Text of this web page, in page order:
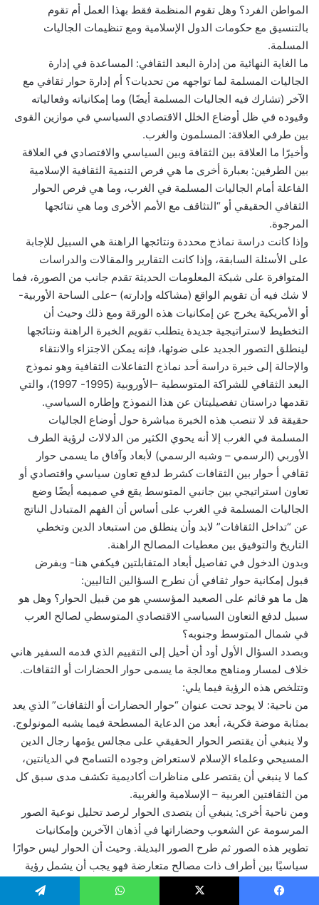
المواطن الفرد؟ وهل تقوم المنظمة فقط بهذا العمل أم تقوم
بالتنسيق مع حكومات الدول الإسلامية ومع تنظيمات الجاليات
المسلمة.
ما الغاية النهائية من إدارة البعد الثقافي: المساعدة في إدارة
الجاليات المسلمة لما تواجهه من تحديات؟ أم إدارة حوار ثقافي مع
الآخر (تشارك فيه الجاليات المسلمة أيضًا) وما إمكانياته وفعالياته
وقيوده في ظل أوضاع الخلل الاقتصادي السياسي في موازين القوى
بين طرفي العلاقة: المسلمون والغرب.
وأخيرًا ما العلاقة بين الثقافة وبين السياسي والاقتصادي في العلاقة
بين الطرفين: بعبارة أخرى ما هي فرص التنمية الثقافية الإسلامية
الفاعلة أمام الجاليات المسلمة في الغرب، وما هي فرص الحوار
الثقافي الحقيقي أو “التثاقف مع الأمم الأخرى وما هي نتائجها
المرجوة.
وإذا كانت دراسة نماذج محددة ونتائجها الراهنة هي السبيل للإجابة
على الأسئلة السابقة، وإذا كانت التقارير والمقالات والدراسات
المتوافرة على شبكة المعلومات الحديثة تقدم جانب من الصورة، فما
لا شك فيه أن تقويم الواقع (مشاكله وإدارته) –على الساحة الأوربية-
أو الأمريكية يخرج عن إمكانيات هذه الورقة ومع ذلك وحيث أن
التخطيط لاستراتيجية جديدة يتطلب تقويم الخبرة الراهنة ونتائجها
لينطلق التصور الجديد على ضوئها، فإنه يمكن الاجتزاء والانتقاء
والإحالة إلى خبرة دراسة أحد نماذج التفاعلات الثقافية وهو نموذج
البعد الثقافي للشراكة المتوسطية –الأوروبية (1995- 1997)، والتي
تقدمها دراستان تفصيليتان عن هذا النموذج وإطاره السياسي.
حقيقة قد لا تنصب هذه الخبرة مباشرة حول أوضاع الجاليات
المسلمة في الغرب إلا أنه يحوي الكثير من الدلالات لرؤية الطرف
الأوربي (الرسمي – وشبه الرسمي) لأبعاد وآفاق ما يسمى حوار
ثقافي أ حوار بين الثقافات كشرط لدفع تعاون سياسي واقتصادي أو
تعاون استراتيجي بين جانبي المتوسط يقع في صميمه أيضًا وضع
الجاليات المسلمة في الغرب على أساس أن الفهم المتبادل الناتج
عن “تداخل الثقافات” لابد وأن ينطلق من استبعاد الدين وتخطي
التاريخ والتوفيق بين معطيات المصالح الراهنة.
وبدون الدخول في تفاصيل أبعاد المتقابلتين فيكفي هنا- وبفرض
قبول إمكانية حوار ثقافي أن نطرح السؤالين التاليين:
هل ما هو قائم على الصعيد المؤسسي هو من قبيل الحوار؟ وهل هو
سبيل لدفع التعاون السياسي الاقتصادي المتوسطي لصالح العرب
في شمال المتوسط وجنوبه؟
وبصدد السؤال الأول أود أن أحيل إلى التقييم الذي قدمه السفير هاني
خلاف لمسار ومناهج معالجة ما يسمى حوار الحضارات أو الثقافات.
وتتلخص هذه الرؤية فيما يلي:
من ناحية: لا يوجد تحت عنوان “حوار الحضارات أو الثقافات” الذي يعد
بمثابة موضة فكرية، أبعد من الدعاية المسطحة فيما يشبه المونولوج.
ولا ينبغي أن يقتصر الحوار الحقيقي على مجالس يؤمها رجال الدين
المسيحي وعلماء الإسلام لاستعراض وجوده التسامح في الديانتين،
كما لا ينبغي أن يقتصر على مناظرات أكاديمية تكشف مدى سبق كل
من الثقافتين العربية – الإسلامية والغربية.
ومن ناحية أخرى: ينبغي أن يتصدى الحوار لرصد تحليل نوعية الصور
المرسومة عن الشعوب وحضاراتها في أذهان الآخرين وإمكانيات
تطوير هذه الصور ثم طرح الصور البديلة. وحيث أن الحوار ليس حوارًا
سياسيًا بين أطراف ذات مصالح متعارضة فهو يجب أن يشمل رؤية
كل منا للآخر كما تبدو في الآداب والفنون والإعلام والدعاية ومقررات